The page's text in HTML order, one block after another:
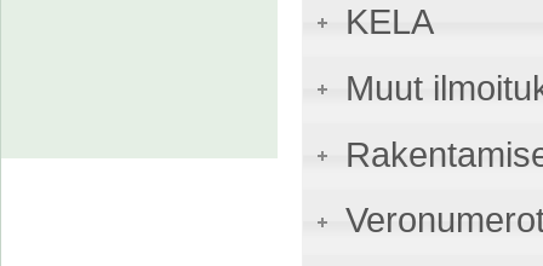
KELA
Muut